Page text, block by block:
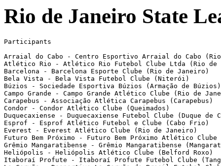
Rio de Janeiro State
Participants

Arraial do Cabo - Centro Esportivo Arraial do Cabo (Rio de Janeiro)
Atlético Rio - Atlético Rio Futebol Clube Ltda (Rio de Janeiro)
Barcelona - Barcelona Esporte Clube (Rio de Janeiro)
Bela Vista - Bela Vista Futebol Clube (Niterói)
Búzios - Sociedade Esportiva Búzios (Armação de Búzios)
Campo Grande - Campo Grande Atlético Clube (Rio de Janeiro)
Carapebus - Associação Atlética Carapebus (Carapebus)
Condor - Condor Atlético Clube (Queimados)
Duquecaxiense - Duquecaxiense Futebol Clube (Duque de Caxias)
Esprof - Esprof Atlético Futebol e Clube (Cabo Frio)
Everest - Everest Atlético Clube (Rio de Janeiro)
Futuro Bem Próximo - Futuro Bem Próximo Atlético Clube (Niterói)
Grêmio Mangaratibense - Grêmio Mangaratibense (Mangaratiba)
Heliópolis - Heliópolis Atlético Clube (Belford Roxo)
Itaboraí Profute - Itaboraí Profute Futebol Clube (Tanguá)
La Coruña - Desportivo La Coruña do Brasil Futebol Clube (Rio de Janeiro)
Marinho - Esporte Clube Marinho (Rio de Janeiro)
Miguel Couto - Esporte Clube Miguel Couto (Nova Iguaçu)
Nilópolis - Nilópolis Futebol Clube (Nilópolis)
Nova Cidade - Esporte Clube Nova Cidade (Nilópolis)
Queimados - Queimados Futebol Clube (Queimados)
Rio das Ostras - Rio das Ostras Futebol Clube (Rio das Ostras)
Rio de Janeiro - Clube de Futebol Rio de Janeiro (Magé)
Rio-São Paulo - Associação do Esporte Clube Rio-São Paulo (Rio de Janeiro)
Riostrense - Riostrense Esporte Clube Ltda (Silva Jardim)
Rubro Social - Rubro Social Esporte Clube (Araruama)
São Cristóvão - São Cristóvão de Futebol e Regatas (Rio de Janeiro)
São Gonçalo EC - São Gonçalo Esporte Clube (São Gonçalo)
São Gonçalo FC - São Gonçalo Futebol Clube (São Gonçalo)
São José(I) - Clube de Futebol São José (Itaperuna)
São Pedro - São Pedro Atlético Clube (São Pedro D'Aldeia)
Serrano - Serrano Foot Ball Club (Petrópolis)
Teresópolis - Teresópolis Futebol Clube (Teresópolis)
União Central - União Central Futebol Clube (Rio de Janeiro)
União de Marechal - União de Marechal Hermes Futebol Clube (Rio de Janeiro)
Villa Rio - Villa Rio Esporte Clube (Rio de Janeiro)

Índice técnico para pontuar: soma da média dos pontos ganhos com a média de saldo de gols

1st Phase

Round 1 
[May 11]
Arraial do Cabo       WO-0  La Coruña  (La Coruña não inscreveu jogadores a tempo)
Campo Grande           1-1  Miguel Couto 
Futuro Bem Próximo     0-3  Rio de Janeiro 
São José(I)            0-1  São Cristóvão 
[May 12]
União de Marechal     WO-0  Atlético Rio  (Atlético Rio não participará mais da competição)
Duquecaxiense         WO-0  Everest  (Everest não participará mais da competição)
Esprof                 3-1  Condor 
Rio das Ostras         0-WO Grêmio Mangaratibense  (Rio das Ostras não participará mais da competição)
Nova Cidade            2-0  Serrano 
Barcelona              1-1  Rubro Social 
Riostrense             1-4  Queimados 
Marinho                2-2  Nilópolis 
Búzios                 1-0  Villa Rio 
Teresópolis            0-1  Itaboraí Profute 
Bela Vista             0-WO União Central  (Faltou ambulância em campo)
Heliópolis             3-1  Rio-São Paulo 
São Pedro             WO-0  Carapebus  (Carapebus não participará mais da competição)
São Gonçalo FC         0-6  São Gonçalo EC 

Round 2 
[May 18]
São Cristóvão          1-2  São Gonçalo FC 
Rio de Janeiro         0-1  São José(I) 
São Gonçalo EC         1-0  Futuro Bem Próximo 
União Central          0-0  São Pedro 
[May 19]
Miguel Couto           4-1  Marinho 
Rubro Social           1-2  Esprof 
Rio-São Paulo          1-4  Bela Vista 
Grêmio Mangaratibense  0-0  Barcelona 
Carapebus              0-WO Heliópolis  (Carapebus foi excluído da competição)
La Coruña              0-WO Campo Grande  (Jogo interrompido aos 10 minutos por falta de médico. O jogo estava 1-0 para o La Coruña.)
Villa Rio              2-3  Riostrense 
Nilópolis              1-4  Arraial do Cabo 
Itaboraí Profute       0-1  Búzios 
Queimados              1-0  Teresópolis 
Atlético Rio           0-WO Duquecaxiense  (Atlético Rio foi excluído da competição)
Serrano                2-1  União de Marechal 
Condor                WO-0  Rio das Ostras  (Rio das Ostras excluído da competição)
Everest                0-WO Nova Cidade  (Everest foi excluído da competição)

Round 3 
[May 25]
Campo Grande           0-1  Arraial do Cabo 
Villa Rio              0-0  Queimados 
[May 26]
Miguel Couto           1-0  Nilópolis 
Búzios                 2-0  Teresópolis 
Duquecaxiense          0-0  Serrano 
União de Marechal      1-0  Nova Cidade 
Esprof                 1-0  Barcelona 
Atlético Rio          WO-WO Everest  (Atlético Rio e Everest foran excluídos da competição)
Bela Vista            WO-0  Carapebus  (Carapebus foi excluído da competição)
Rio das Ostras         0-WO Rubro Social  (Rio das Ostras foi excluído da competição)
Heliópolis             0-3  São Pedro 
  [Felipe Araújo, Diego Castro, Marlon]
Condor                 1-2  Grêmio Mangaratibense 
São José(I)            2-1  Futuro Bem Próximo 
Rio-São Paulo          0-WO União Central  (Falta de ambulância no estádio)
São Cristóvão          0-1  São Gonçalo EC 
São Gonçalo FC         1-0  Rio de Janeiro 
Marinho                1-2  La Coruña 
Riostrense             5-2  Itaboraí Profute 

Round 4 
[Jun 01]
Futuro Bem Próximo     0-7  São Gonçalo FC 
Rio de Janeiro         0-1  São Cristóvão 
São Gonçalo EC         1-2  São José(I) 
[Jun 02]
Barcelona             WO-0  Rio das Ostras  (Rio das Ostras foi excluído da competição)
Grêmio Mangaratibense  2-1  Esprof 
Rubro Social           1-1  Condor 
Teresópolis            1-5  Riostrense 
Queimados              1-1  Búzios 
Itaboraí Profute       0-WO Villa Rio  (Itaborai Profute não levou médico ao estádio)
Nilópolis              0-WO Campo Grande  (Nilópolis perdeu por WO por falta de médico)
Carapebus              0-WO Rio-São Paulo  (Carapebus foi excluído da competição)
Nova Cidade            0-WO Duquecaxiense  (Nova Cidade perdeu por WO por não levar médico ao estádio)
Everest                0-WO União de Marechal  (Everest foi excluído da competição)
Serrano               WO-0  Atlético Rio  (Atlético Rio foi excluído da competição)
Arraial do Cabo        0-0  Marinho 
São Pedro              3-0  Bela Vista 
União Central          0-0  Heliópolis 
[Jun 05]
La Coruña              0-WO Miguel Couto  (Jogo não realizado por falta de médico)

Round 5 
[Jun 08]
Condor                 0-1  Barcelona 
São Cristóvão          2-1  Futuro Bem Próximo 
União Central         WO-0  Carapebus  (Carapebus foi excluído da competição)
Bela Vista             0-2  Heliópolis 
[Jun 09]
Duquecaxiense          2-0  União de Marechal 
Miguel Couto           2-1  Arraial do Cabo 
Rio das Ostras         0-WO Esprof  (Rio das Ostras foi excluído da competição)
Grêmio Mangaratibense  2-1  Rubro Social 
Atlético Rio           0-WO Nova Cidade  (Atlético Rio foi excluído da competição)
Everest                0-WO Serrano  (Everest foi excluído da competição)
Riostrense             1-1  Búzios 
São Gonçalo FC         1-0  São José(I) 
Villa Rio              4-0  Teresópolis 
Queimados              3-1  Itaboraí Profute 
Marinho                0-0  Campo Grande 
Nilópolis              0-WO La Coruña  (Faltou ambulância)
Rio-São Paulo          0-WO São Pedro  (A Diretoria do Complexo Esportivo Miécimo da Silva  não liberou o campo de jogo devido problemas com a ambulância)
[Jun 12]
São Gonçalo EC         1-1  Rio de Janeiro 

Round 6 
[Jun 15]
Carapebus              0-WO São Pedro  (Carapebus foi excluído da competição)
Rio de Janeiro         3-1  Futuro Bem Próximo 
São Gonçalo EC         1-0  São Gonçalo FC 
União Central          1-0  Bela Vista 
[Jun 16]
Miguel Couto           1-0  Campo Grande 
Grêmio Mangaratibense WO-0  Rio das Ostras  (Rio das Ostras foi excluído da competição)
Condor                 1-1  Esprof 
Rubro Social           2-6  Barcelona 
Nilópolis              1-0  Marinho 
Everest                0-WO Duquecaxiense  (Everest foi excluído da competição)
Atlético Rio           0-WO União de Marechal  (Atlético Rio foi excluído da competição)
Serrano                4-0  Nova Cidade 
Queimados              4-3  Riostrense 
Villa Rio              1-0  Búzios 
Itaboraí Profute       0-WO Teresópolis  (Jogo não realizado por falta de ambulância)
[Jun 18]
La Coruña              0-WO Arraial do Cabo  (Partida não realizada por falta de ambulância, médico e policiamento. La Coruña excluído da competição)
[Jun 19]
Rio-São Paulo          1-1  Heliópolis 
São Cristóvão          1-0  São José(I) 

Round 7 
[Jun 22]
Campo Grande          WO-0  La Coruña  (La Coruña excluído da competição)
Esprof                 3-1  Rubro Social 
União de Marechal      0-2  Serrano 
Duquecaxiense         WO-0  Atlético Rio  (Atlético Rio foi excluído da competição)
Nova Cidade           WO-0  Everest  (Everest foi excluído da competição)
[Jun 23]
Riostrense             2-2  Villa Rio 
Rio das Ostras         0-WO Condor  (Rio das Ostras foi excluído da competição)
Barcelona              1-1  Grêmio Mangaratibense 
Futuro Bem Próximo     0-4  São Gonçalo EC 
Búzios                 4-0  Itaboraí Profute 
Teresópolis            0-WO Queimados  (Jogo não realizado por falta de ambulância)
Bela Vista             0-4  Rio-São Paulo 
Heliópolis            WO-0  Carapebus  (Carapebus foi excluído da competição)
São Pedro              1-1  União Central 
Arraial do Cabo        1-1  Nilópolis 
Marinho                0-WO Miguel Couto  (Jogo encerrado no intervalo (estava 0-1) pois o médico teve que sair e não teve um substituto)
[Jun 26]
São Gonçalo FC         2-0  São Cristóvão 
São José(I)            3-0  Rio de Janeiro 
  [Douglas(2), Washington]

Round 8 
[Jun 29]
Barcelona              2-0  Esprof 
Futuro Bem Próximo     1-1  São José(I) 
Queimados              1-2  Villa Rio 
Rio de Janeiro         1-1  São Gonçalo FC 
São Gonçalo EC         3-0  São Cristóvão 
Carapebus              0-WO Bela Vista  (Carapebus foi excluído da competição)
União Central